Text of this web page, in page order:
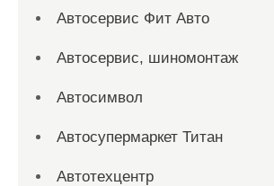
Автосервис Фит Авто
Автосервис, шиномонтаж
Автосимвол
Автосупермаркет Титан
Автотехцентр